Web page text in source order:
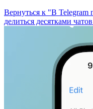
Вернуться к "В Telegram
делиться десятками